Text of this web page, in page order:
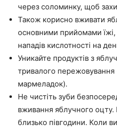
через соломинку, щоб
Також корисно вживати
основними прийомами
нападів кислотності на
Уникайте продуктів з
тривалого
мармеладок).
Не чистіть зуби
вживання яблучного оцту.
близько півгодини. Коли